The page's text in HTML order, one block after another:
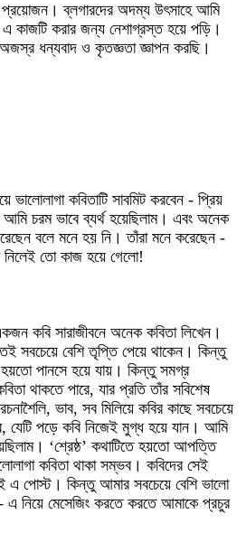
ব্লগারদের অদম্য উৎসাহে আমি
কাজটি করার জন্য নেশাগ্রস্ত হয়ে পড়ি।
ধন্যবাদ ও কৃতজ্ঞতা জ্ঞাপন করছি।
ভালোলাগা কবিতাটি সাবমিট করবেন - প্রিয়
আমি চরম ভাবে ব্যর্থ হয়েছিলাম। এবং অনেক
বলে মনে হয় নি। তাঁরা মনে করেছেন -
নিলেই তো কাজ হয়ে গেলো!
কবি সারাজীবনে অনেক কবিতা লিখেন।
সবচেয়ে বেশি তৃপ্তি পেয়ে থাকেন। কিন্তু
হয়তো পানসে হয়ে যায়। কিন্তু সমগ্র
থাকতে পারে, যার প্রতি তাঁর সবিশেষ
ভাব, সব মিলিয়ে কবির কাছে সবচেয়ে
যেটি পড়ে কবি নিজেই মুগ্ধ হয়ে যান। আমি
‘শ্রেষ্ঠ’ কথাটিতে হয়তো আপত্তি
কবিতা থাকা সম্ভব। কবিদের সেই
এ পোস্ট। কিন্তু আমার সবচেয়ে বেশি ভালো
এ নিয়ে মেসেজিং করতে করতে আমাকে প্রচুর